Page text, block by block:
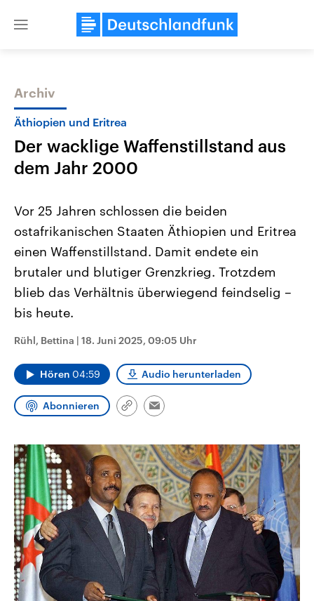
Close
Themen
Landtagswahl Sachsen-Anhalt
2026
Alle Informationen
Sachsen-Anhalt wählt am 6.
September 2026 einen neuen
Landtag. Seit 2021 wird das
Bundesland von einer Koalition aus
Umfragen, Prognosen,
Wahlprogramme, aktuelle Berichte
und Kandidaten der anstehenden
Wahl.
Aktuelle Beiträge,
Hintergründe
Wirtschaftlich und
gehören die Vereinigten
den mächtigsten Ländern
Archiv
Äthiopien und Eritrea
Der wacklige Waffenstillstand aus
dem Jahr 2000
Vor 25 Jahren schlossen die beiden
ostafrikanischen Staaten Äthiopien und Eritrea
einen Waffenstillstand. Damit endete ein
brutaler und blutiger Grenzkrieg. Trotzdem
blieb das Verhältnis überwiegend feindselig –
bis heute.
Rühl, Bettina | 18. Juni 2025, 09:05 Uhr
Hören 04:59 Audio herunterladen
Abonnieren
Link
Email